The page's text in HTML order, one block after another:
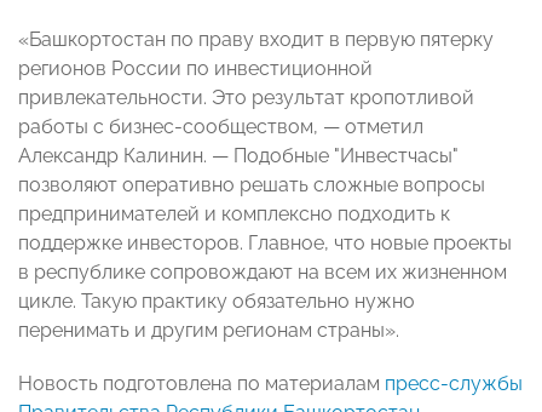
«Башкортостан по праву входит в первую пятерку
регионов России по инвестиционной
привлекательности. Это результат кропотливой
работы с бизнес-сообществом, — отметил
Александр Калинин. — Подобные "Инвестчасы"
позволяют оперативно решать сложные вопросы
предпринимателей и комплексно подходить к
поддержке инвесторов. Главное, что новые проекты
в республике сопровождают на всем их жизненном
цикле. Такую практику обязательно нужно
перенимать и другим регионам страны».
Новость подготовлена по материалам пресс-службы